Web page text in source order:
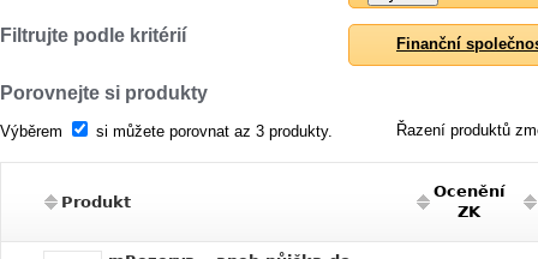
Filtrujte podle kritérií Finanční
Porovnejte si produkty
Řazení produktů
Výběrem si můžete porovnat az 3 produkty.
Produkt
Ocenění
ZK